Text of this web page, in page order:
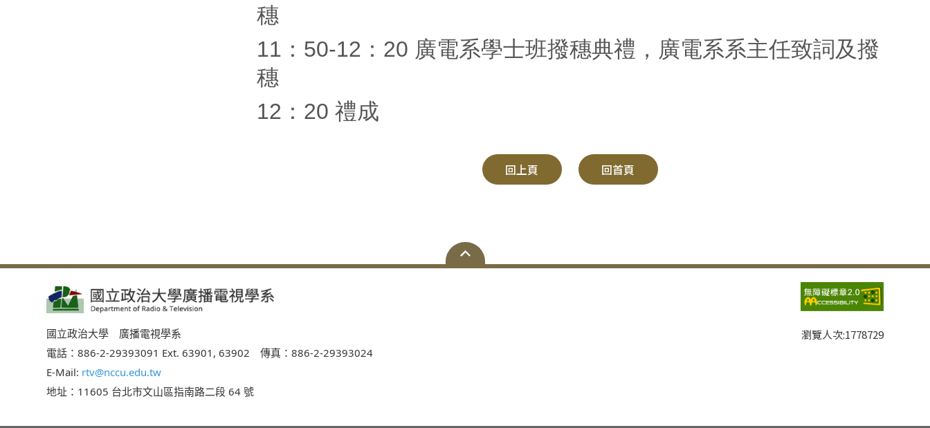
穗
11：50-12：20 廣電系學士班撥穗典禮，廣電系系主任致詞及撥
穗
12：20 禮成
回上頁 回首頁
國立政治大學 廣播電視學系
電話：886-2-29393091 Ext. 63901, 63902 傳真：886-2-29393024
E-Mail: rtv@nccu.edu.tw
地址：11605 台北市文山區指南路二段 64 號
瀏覽人次:1778729